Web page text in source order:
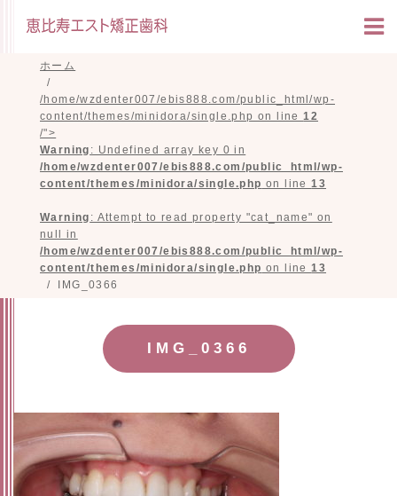
ホーム
/home/wzdenter007/ebis888.com/public_html/wp-
content/themes/minidora/single.php on line12
/">
Warning : Undefined array key 0 in
/home/wzdenter007/ebis888.com/public_html/wp-
content/themes/minidora/single.php on line13
Warning : Attempt to read property "cat_name" on
null in
/home/wzdenter007/ebis888.com/public_html/wp-
content/themes/minidora/single.php on line13
IMG_0366
IMG_0366